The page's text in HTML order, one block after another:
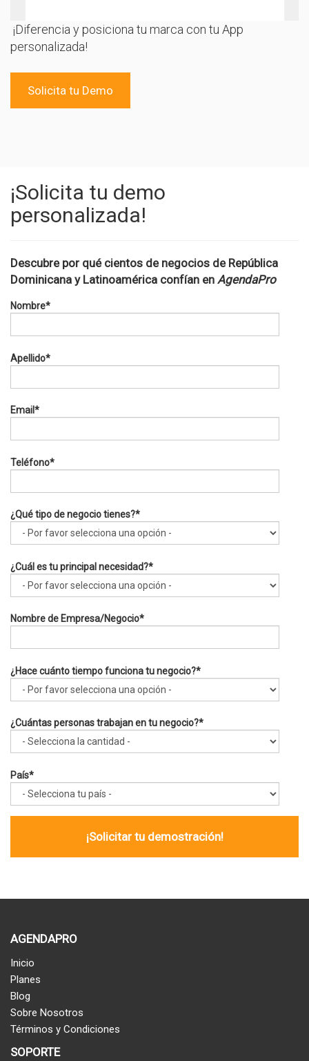
¡Diferencia y posiciona tu marca con tu App
personalizada!
Solicita tu Demo
¡Solicita tu demo
personalizada!
Descubre por qué cientos de negocios de República
Dominicana y Latinoamérica confían en AgendaPro
Nombre*
Apellido*
Email*
Teléfono*
¿Qué tipo de negocio tienes?*
¿Cuál es tu principal necesidad?*
Nombre de Empresa/Negocio*
¿Hace cuánto tiempo funciona tu negocio?*
¿Cuántas personas trabajan en tu negocio?*
País*
AGENDAPRO
Inicio
Planes
Blog
Sobre Nosotros
Términos y Condiciones
SOPORTE